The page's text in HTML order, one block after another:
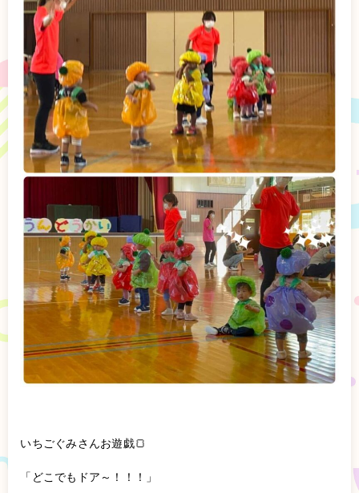
いちごぐみさんお遊戯🍞
「どこでもドア～！！！」